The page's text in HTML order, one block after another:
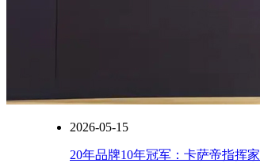
2026-05-15
20年品牌10年冠军：卡萨帝指挥